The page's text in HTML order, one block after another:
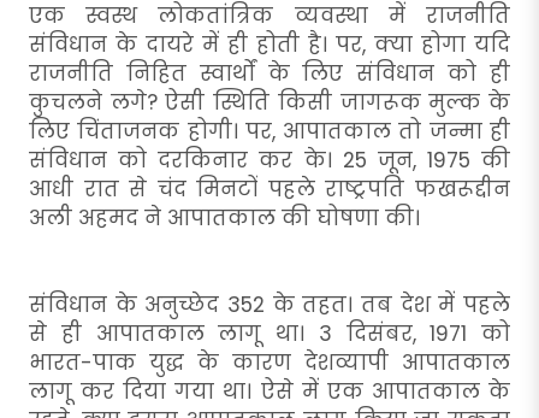
एक स्वस्थ लोकतांत्रिक व्यवस्था में राजनीति
संविधान के दायरे में ही होती है। पर, क्या होगा यदि
राजनीति निहित स्वार्थों के लिए संविधान को ही
कुचलने लगे? ऐसी स्थिति किसी जागरूक मुल्क के
लिए चिंताजनक होगी। पर, आपातकाल तो जन्मा ही
संविधान को दरकिनार कर के। 25 जून, 1975 की
आधी रात से चंद मिनटों पहले राष्ट्रपति फखरूद्दीन
अली अहमद ने आपातकाल की घोषणा की।
संविधान के अनुच्छेद 352 के तहत। तब देश में पहले
से ही आपातकाल लागू था। 3 दिसंबर, 1971 को
भारत-पाक युद्ध के कारण देशव्यापी आपातकाल
लागू कर दिया गया था। ऐसे में एक आपातकाल के